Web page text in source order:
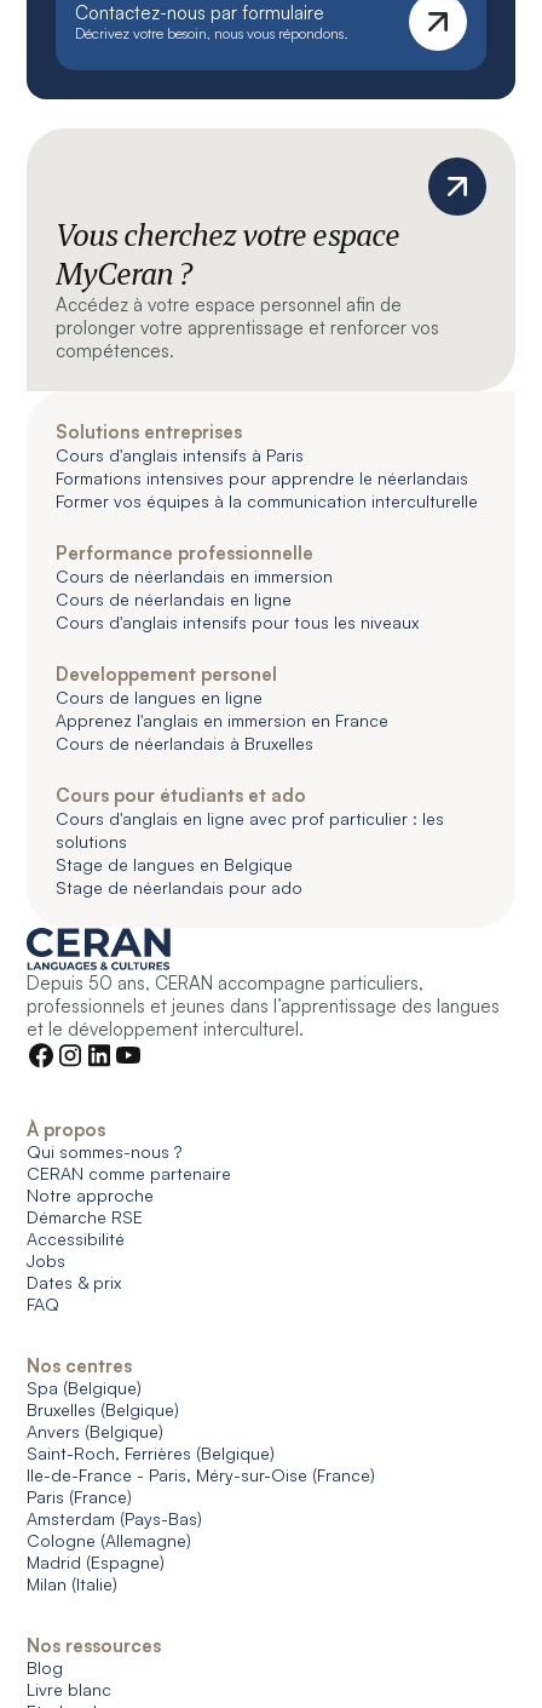
Contactez-nous par formulaire
Décrivez votre besoin, nous vous répondons.
Vous cherchez votre espace
MyCeran ?
Accédez à votre espace personnel afin de
prolonger votre apprentissage et renforcer vos
compétences.
Solutions entreprises
Cours d'anglais intensifs à Paris
Formations intensives pour apprendre le néerlandais
Former vos équipes à la communication interculturelle
Performance professionnelle
Cours de néerlandais en immersion
Cours de néerlandais en ligne
Cours d'anglais intensifs pour tous les niveaux
Developpement personel
Cours de langues en ligne
Apprenez l'anglais en immersion en France
Cours de néerlandais à Bruxelles
Cours pour étudiants et ado
Cours d'anglais en ligne avec prof particulier : les
solutions
Stage de langues en Belgique
Stage de néerlandais pour ado
Depuis 50 ans, CERAN accompagne particuliers,
professionnels et jeunes dans l’apprentissage des langues
et le développement interculturel.
À propos
Qui sommes-nous ?
CERAN comme partenaire
Notre approche
Démarche RSE
Accessibilité
Jobs
Dates & prix
FAQ
Nos centres
Spa (Belgique)
Bruxelles (Belgique)
Anvers (Belgique)
Saint-Roch, Ferrières (Belgique)
Ile-de-France - Paris, Méry-sur-Oise (France)
Paris (France)
Amsterdam (Pays-Bas)
Cologne (Allemagne)
Madrid (Espagne)
Milan (Italie)
Nos ressources
Blog
Livre blanc